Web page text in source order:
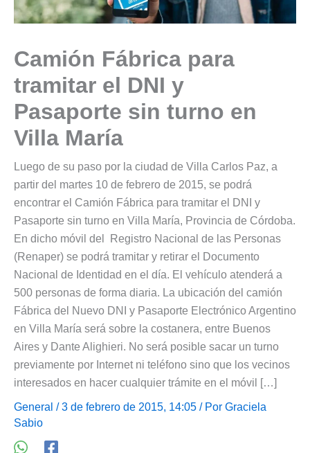
Camión Fábrica para
tramitar el DNI y
Pasaporte sin turno en
Villa María
Luego de su paso por la ciudad de Villa Carlos Paz, a
partir del martes 10 de febrero de 2015, se podrá
encontrar el Camión Fábrica para tramitar el DNI y
Pasaporte sin turno en Villa María, Provincia de Córdoba.
En dicho móvil del Registro Nacional de las Personas
(Renaper) se podrá tramitar y retirar el Documento
Nacional de Identidad en el día. El vehículo atenderá a
500 personas de forma diaria. La ubicación del camión
Fábrica del Nuevo DNI y Pasaporte Electrónico Argentino
en Villa María será sobre la costanera, entre Buenos
Aires y Dante Alighieri. No será posible sacar un turno
previamente por Internet ni teléfono sino que los vecinos
interesados en hacer cualquier trámite en el móvil […]
General / 3 de febrero de 2015, 14:05 / Por Graciela
Sabio